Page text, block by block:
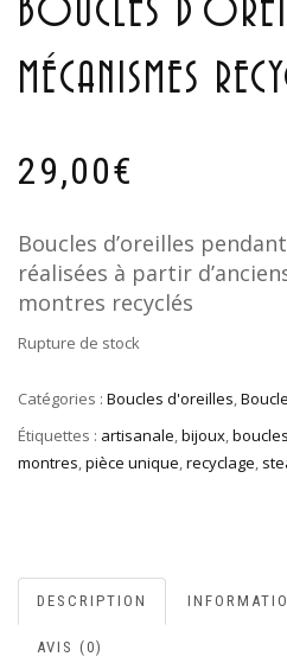
BOUCLES
MÉCANISMES
29,00€
Boucles d’oreilles
réalisées à partir
montres recyclés
Rupture de stock
Catégories : Boucles d'oreilles,
Étiquettes : artisanale,bijoux,
montres,pièce unique,recyclage,
DESCRIPTION
AVIS (0)